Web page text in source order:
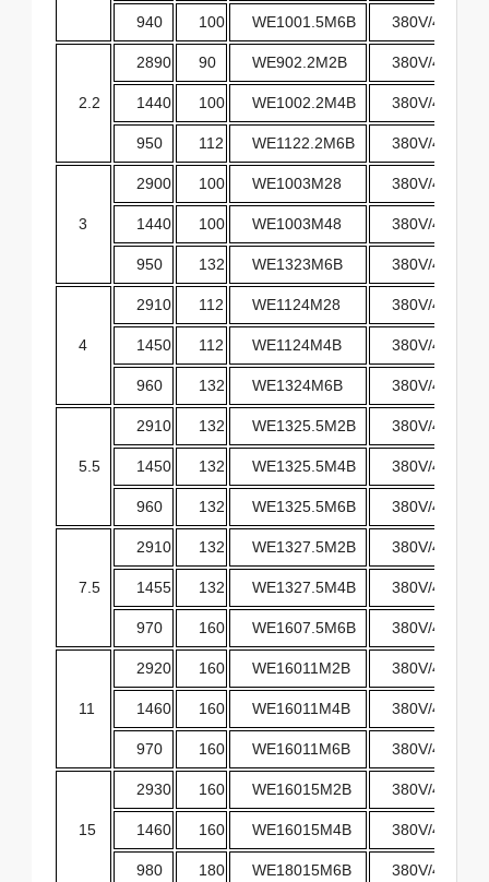
940 100 WE1001.5M6B 380V/400V/
2.2
2890 90 WE902.2M2B 380V/400V/
1440 100 WE1002.2M4B 380V/400V/
950 112 WE1122.2M6B 380V/400V/
3
2900 100 WE1003M28 380V/400V/
1440 100 WE1003M48 380V/400V/
950 132 WE1323M6B 380V/400V/
4
2910 112 WE1124M28 380V/400V/
1450 112 WE1124M4B 380V/400V/
960 132 WE1324M6B 380V/400V/
5.5
2910 132 WE1325.5M2B 380V/400V/
1450 132 WE1325.5M4B 380V/400V/
960 132 WE1325.5M6B 380V/400V/
7.5
2910 132 WE1327.5M2B 380V/400V/
1455 132 WE1327.5M4B 380V/400V/
970 160 WE1607.5M6B 380V/400V/
11
2920 160 WE16011M2B 380V/400V/
1460 160 WE16011M4B 380V/400V/
970 160 WE16011M6B 380V/400V/
15
2930 160 WE16015M2B 380V/400V/
1460 160 WE16015M4B 380V/400V/
980 180 WE18015M6B 380V/400V/